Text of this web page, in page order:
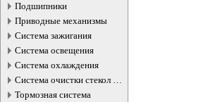
Подшипники
Приводные механизмы
Система зажигания
Система освещения
Система охлаждения
Система очистки стекол и
фар
Тормозная система